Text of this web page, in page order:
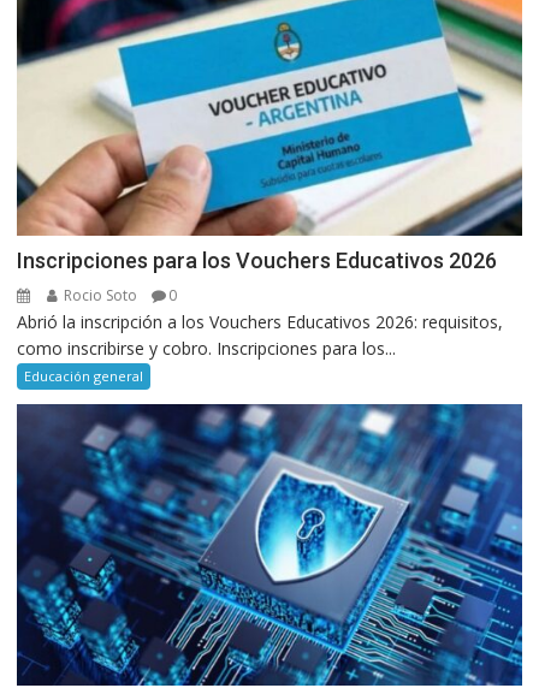
Inscripciones para los Vouchers Educativos 2026
Rocio Soto 0
Abrió la inscripción a los Vouchers Educativos 2026: requisitos,
como inscribirse y cobro. Inscripciones para los...
Educación general